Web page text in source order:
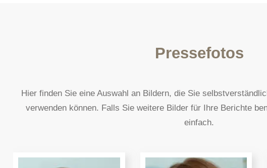
Pressefotos
Hier finden Sie eine Auswahl an Bildern, die Sie
verwenden können. Falls Sie weitere Bilder für Ihre Berichte
einfach.